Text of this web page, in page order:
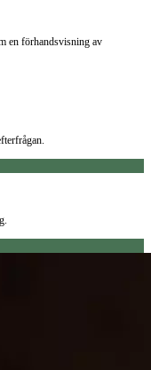
en förhandsvisning av